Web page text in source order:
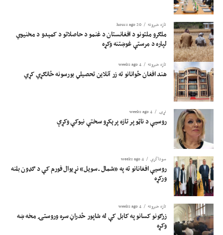
تازه خبرونه 20 hours ago
ملګرو ملتونو د افغانستان د غنمو د حاصلاتو د کمېدو د مخنیوي
لپاره د مرستې غوښتنه وکړه
تازه خبرونه 4 weeks ago
هند افغان ځوانانو ته زر آنلاین تحصیلي بورسونه ځانګړي کړي
نړۍ 4 weeks ago
روسیې د ناټو پر تازه پرېکړو سختې نیوکې وکړې
سوداگري 4 weeks ago
روسیې افغانانو ته په «شمال ـ سویل» نړیوال فورم کې د ګډون بلنه
ورکړه
تازه خبرونه 4 weeks ago
زرګونو کسانو په کابل کې له شاپور ځدراڼ سره وروستۍ مخه ښه
وکړه